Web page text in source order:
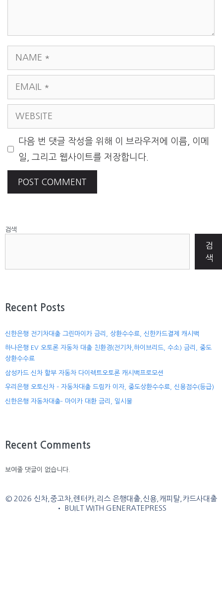
다음 번 댓글 작성을 위해 이 브라우저에 이름, 이메
일, 그리고 웹사이트를 저장합니다.
검색
검
색
Recent Posts
신한은행 전기차대출 그린마이카 금리, 상환수수료, 신한카드결제 캐시백
하나은행 EV 오토론 자동차 대출 친환경(전기차,하이브리드, 수소) 금리, 중도
상환수수료
삼성카드 신차 할부 자동차 다이렉트오토론 캐시백프로모션
우리은행 오토신차 – 자동차대출 드림카 이자, 중도상환수수료, 신용점수(등급)
신한은행 자동차대출- 마이카 대환 금리, 일시불
Recent Comments
보여줄 댓글이 없습니다.
© 2026 신차,중고차,렌터카,리스 은행대출,신용,캐피탈,카드사대출
• BUILT WITH GENERATEPRESS